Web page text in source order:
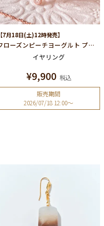
【7月18日(土)12時発売】
フローズンピーチヨーグルト プチアイスキャンディー イヤリング
イヤリング
¥9,900 税込
販売期間
2026/07/18 12:00〜